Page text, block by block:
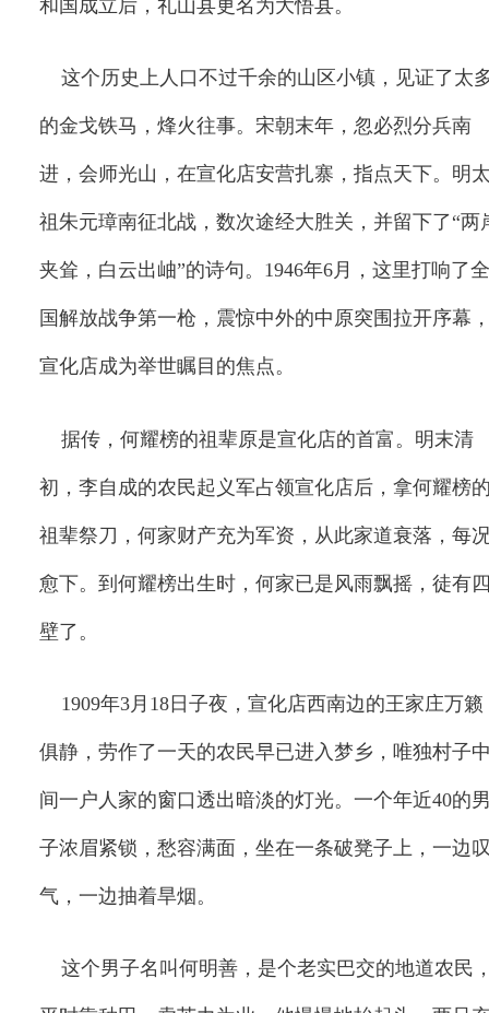
和国成立后，礼山县更名为大悟县。
这个历史上人口不过千余的山区小镇，见证了太
的金戈铁马，烽火往事。宋朝末年，忽必烈分兵南
进，会师光山，在宣化店安营扎寨，指点天下。明
祖朱元璋南征北战，数次途经大胜关，并留下了“两
夹耸，白云出岫”的诗句。 1946年6月，这里打响了全
国解放战争第一枪，震惊中外的中原突围拉开序幕
宣化店成为举世瞩目的焦点。
据传，何耀榜的祖辈原是宣化店的首富。明末清
初，李自成的农民起义军占领宣化店后，拿何耀榜
祖辈祭刀，何家财产充为军资，从此家道衰落，每
愈下。到何耀榜出生时，何家已是风雨飘摇，徒有
壁了。
1909年3月 18日 子夜，宣化店西南边的王家庄万籁
俱静，劳作了一天的农民早已进入梦乡，唯独村子
间一户人家的窗口透出暗淡的灯光。一个年近40的
子浓眉紧锁，愁容满面，坐在一条破凳子上，一边
气，一边抽着旱烟。
这个男子名叫何明善，是个老实巴交的地道农民